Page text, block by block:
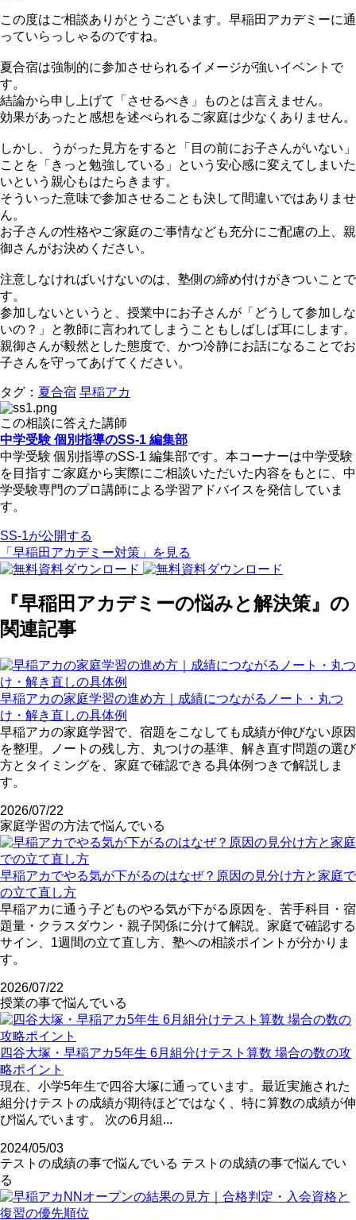
この度はご相談ありがとうございます。早稲田アカデミーに通
っていらっしゃるのですね。
夏合宿は強制的に参加させられるイメージが強いイベントで
す。
結論から申し上げて「させるべき」ものとは言えません。
効果があったと感想を述べられるご家庭は少なくありません。
しかし、うがった見方をすると「目の前にお子さんがいない」
ことを「きっと勉強している」という安心感に変えてしまいた
いという親心もはたらきます。
そういった意味で参加させることも決して間違いではありませ
ん。
お子さんの性格やご家庭のご事情なども充分にご配慮の上、親
御さんがお決めください。
注意しなければいけないのは、塾側の締め付けがきついことで
す。
参加しないというと、授業中にお子さんが「どうして参加しな
いの？」と教師に言われてしまうこともしばしば耳にします。
親御さんが毅然とした態度で、かつ冷静にお話になることでお
子さんを守ってあげてください。
タグ： 夏合宿 早稲アカ
この相談に答えた講師
中学受験 個別指導のSS-1 編集部
中学受験 個別指導のSS-1 編集部です。本コーナーは中学受験
を目指すご家庭から実際にご相談いただいた内容をもとに、中
学受験専門のプロ講師による学習アドバイスを発信していま
す。
SS-1が公開する
「早稲田アカデミー対策」を見る
『早稲田アカデミーの悩みと解決策』の
関連記事
早稲アカの家庭学習の進め方｜成績につながるノート・丸つ
け・解き直しの具体例
早稲アカの家庭学習で、宿題をこなしても成績が伸びない原因
を整理。ノートの残し方、丸つけの基準、解き直す問題の選び
方とタイミングを、家庭で確認できる具体例つきで解説しま
す。
2026/07/22
家庭学習の方法で悩んでいる
早稲アカでやる気が下がるのはなぜ？原因の見分け方と家庭で
の立て直し方
早稲アカに通う子どものやる気が下がる原因を、苦手科目・宿
題量・クラスダウン・親子関係に分けて解説。家庭で確認する
サイン、1週間の立て直し方、塾への相談ポイントが分かりま
す。
2026/07/22
授業の事で悩んでいる
四谷大塚・早稲アカ5年生 6月組分けテスト算数 場合の数の攻
略ポイント
現在、小学5年生で四谷大塚に通っています。最近実施された
組分けテストの成績が期待ほどではなく、特に算数の成績が伸
び悩んでいます。 次の6月組...
2024/05/03
テストの成績の事で悩んでいる テストの成績の事で悩んでい
る